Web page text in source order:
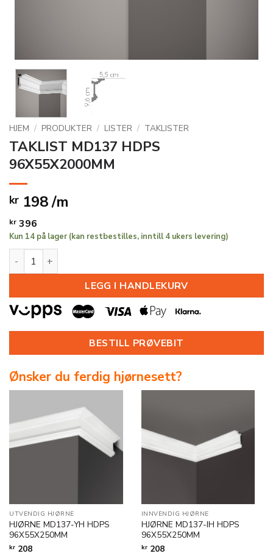
HJEM / PRODUKTER / LISTER / TAKLISTER
TAKLIST MD137 HDPS
96X55X2000MM
kr 198 /m
kr 396
Kun 14 på lager (kan restbestilles, inntill 4 ukers levering)
TAKLIST MD137 HDPS 96X55X2000MM antall
LEGG I HANDLEKURV
BESTILL PRØVEBIT
Ønsker du ferdig hjørnesett?
UTVENDIG HJØRNE
HJØRNE MD137-YH HDPS
96X55X250MM
kr 208
INNVENDIG HJØRNE
HJØRNE MD137-IH HDPS
96X55X250MM
kr208